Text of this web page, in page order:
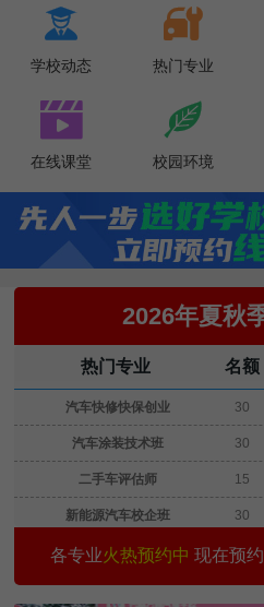

学校动态

热门专业

在线课堂

校园环境
2026年夏秋
热门专业 名额
汽车快修快保创业 30
汽车涂装技术班 30
二手车评估师 15
新能源汽车校企班 30
城轨交通与汽车商务 30
汽车智能检测与运营 30
各专业火热预约中 现在预